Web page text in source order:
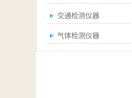
交通检测仪器
气体检测仪器